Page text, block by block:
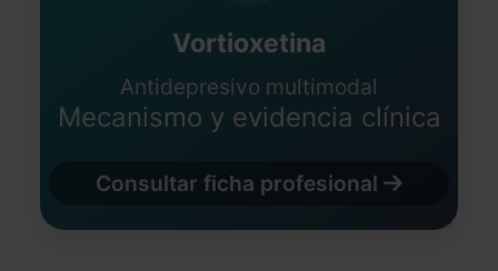
Vortioxetina
Antidepresivo multimodal
Mecanismo y evidencia clínica
Consultar ficha profesional